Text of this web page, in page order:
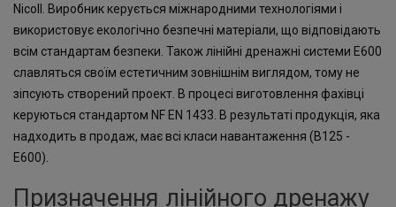
Nicoll. Виробник керується міжнародними технологіями і
використовує екологічно безпечні матеріали, що відповідають
всім стандартам безпеки. Також лінійні дренажні системи E600
славляться своїм естетичним зовнішнім виглядом, тому не
зіпсують створений проект. В процесі виготовлення фахівці
керуються стандартом NF EN 1433. В результаті продукція, яка
надходить в продаж, має всі класи навантаження (В125 -
Е600).
Призначення лінійного дренажу